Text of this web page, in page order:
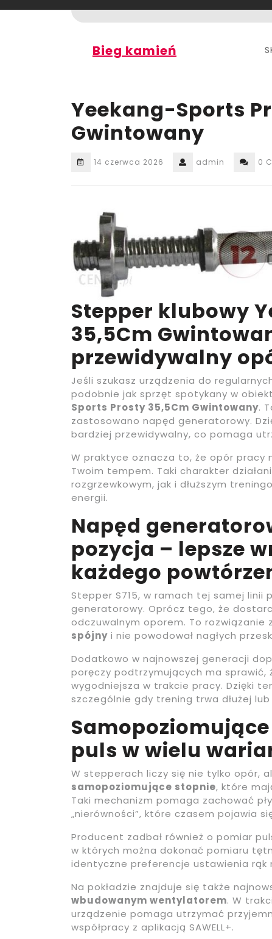
Bieg kamień
Yeekang-Sports
Gwintowany
14 czerwca 2026 admin 0
Stepper klubowy
35,5Cm
przewidywalny
Jeśli szukasz urządzenia do
podobnie jak sprzęt spotykany w
Sports Prosty 35,5Cm Gwintowany.
zastosowano napęd generatorowy.
bardziej przewidywalny, co pomaga
W praktyce oznacza to, że opór pracy
Twoim tempem. Taki charakter
rozgrzewkowym, jak i dłuższym
energii.
Napęd
pozycja – lepsze
każdego
Stepper S715, w ramach tej samej linii
generatorowy. Oprócz tego, że
odczuwalnym oporem. To rozwiązanie
spójny i nie powodował nagłych
Dodatkowo w najnowszej generacji
poręczy podtrzymujących ma
wygodniejsza w trakcie pracy. Dzięki
szczególnie gdy trening trwa dłużej
puls w wielu
W stepperach liczy się nie tylko opór,
samopoziomujące stopnie, które
Taki mechanizm pomaga zachować
„nierówności”, które czasem pojawia
Producent zadbał również o pomiar
w których można dokonać pomiaru
identyczne preferencje ustawienia rąk
Na pokładzie znajduje się także
wbudowanym wentylatorem. W
urządzenie pomaga utrzymać
współpracy z aplikacją SAWELL+.